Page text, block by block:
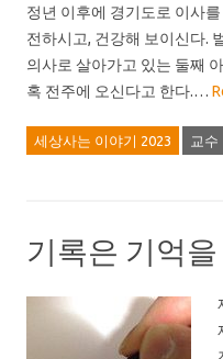
정년 이후에 경기도로 이사
전하시고, 건강해 보이신다.
의사로 살아가고 있는 둘째
혹 전주에 오신다고 한다.…
세상사는 이야기 2023 교수
기록은 기억